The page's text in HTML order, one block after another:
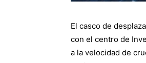
El casco de
con el centro de
a la velocidad de